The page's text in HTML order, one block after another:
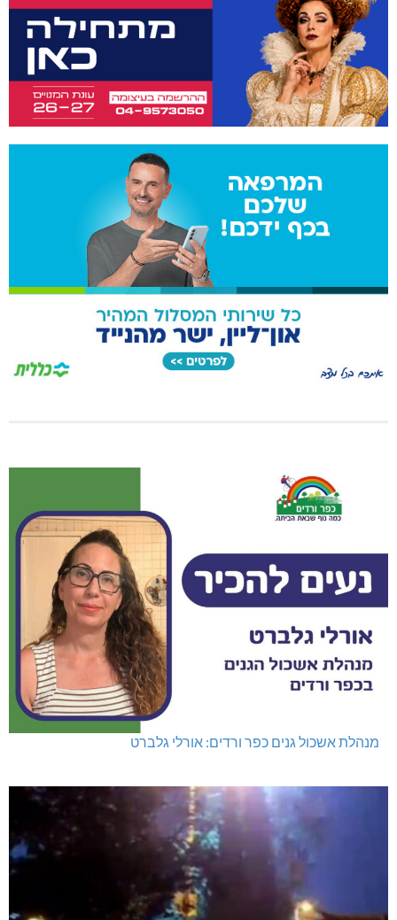
מנהלת אשכול גנים כפר ורדים: אורלי גלברט